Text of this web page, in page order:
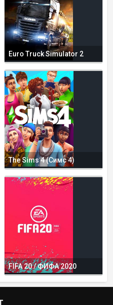
Euro Truck Simulator 2
The Sims 4 (Симс 4)
FIFA 20 / ФИФА 2020